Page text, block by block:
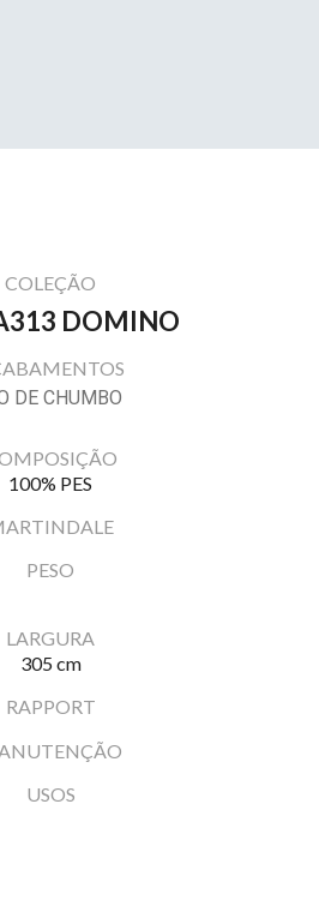
COLEÇÃO
DOMINO
DE CHUMBO
100% PES
PESO
LARGURA
305 cm
RAPPORT
USOS